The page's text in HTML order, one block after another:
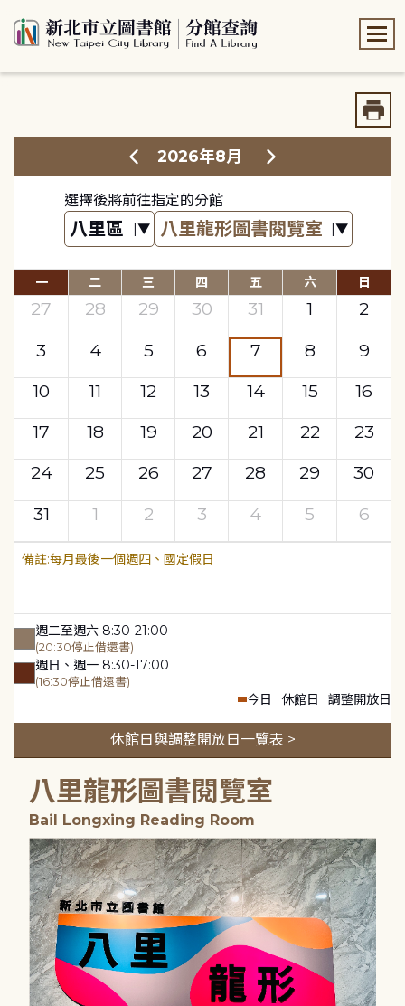
2026年8月
選擇後將前往指定的分館
一 二 三 四 五 六 日
27 28 29 30 31 1
2
3
4 5 6 7 8
9
10
11 12 13 14 15
16
17
18 19 20 21 22
23
24
25 26 27 28 29
30
31
1 2 3 4 5 6
每月最後一個週四、國定假日
週二至週六 8:30-21:00
(20:30停止借還書)
週日、週一 8:30-17:00
(16:30停止借還書)
今日 休館日 調整開放日
休館日與調整開放日一覽表 >
八里龍形圖書閱覽室
Bail Longxing Reading Room